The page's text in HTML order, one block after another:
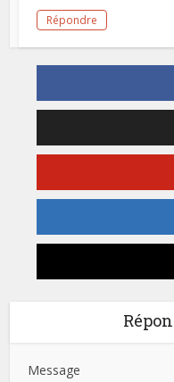
Répondre
Message